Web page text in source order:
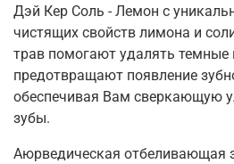
Дэй Кер Соль - Лемон с
чистящих свойств лимона и
трав помогают удалять темные
предотвращают появление
обеспечивая Вам сверкающую
зубы.
Аюрведическая отбеливающая